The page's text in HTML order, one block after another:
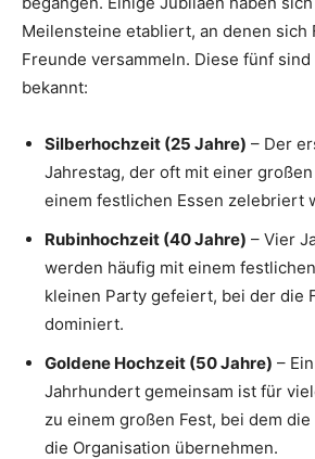
Meilensteine etabliert, an denen sich
Freunde versammeln. Diese fünf
bekannt:
Silberhochzeit (25 Jahre) – Der
Jahrestag, der oft mit einer großen
einem festlichen Essen zelebriert
Rubinhochzeit (40 Jahre) – Vier
werden häufig mit einem
kleinen Party gefeiert, bei der die
dominiert.
Goldene Hochzeit (50 Jahre) –
Jahrhundert gemeinsam ist für
zu einem großen Fest, bei dem
die Organisation übernehmen.